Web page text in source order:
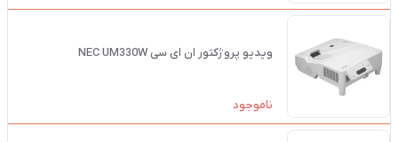
ویدیو پروژکتور ان ای سی NEC UM330W
ناموجود